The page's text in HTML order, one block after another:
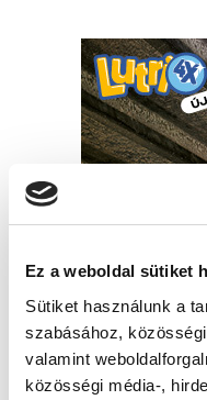
Ez a weboldal sütiket
Sütiket használunk a
szabásához,
valamint
közösségi média-,